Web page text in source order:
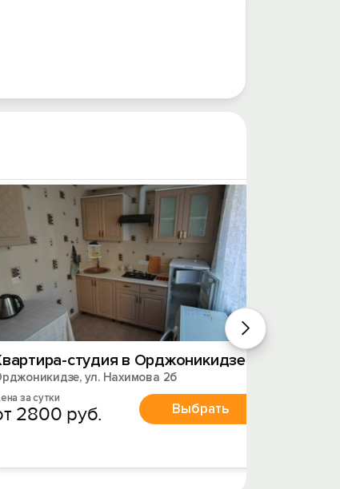
студия в Орджоникидзе
ул. Нахимова 2б
за сутки
2800 руб. Выбрать